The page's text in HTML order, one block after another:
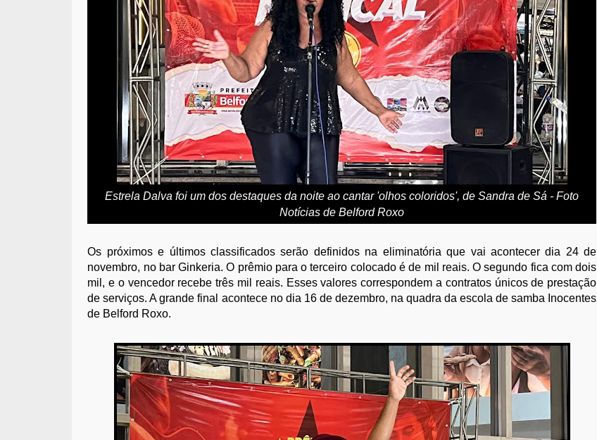
Estrela Dalva foi um dos destaques da noite ao cantar 'olhos coloridos', de Sandra de Sá - Foto
Notícias de Belford Roxo
Os próximos e últimos classificados serão definidos na eliminatória que vai acontecer dia 24 de
novembro, no bar Ginkeria. O prêmio para o terceiro colocado é de mil reais. O segundo fica com dois
mil, e o vencedor recebe três mil reais. Esses valores correspondem a contratos únicos de prestação
de serviços. A grande final acontece no dia 16 de dezembro, na quadra da escola de samba Inocentes
de Belford Roxo.